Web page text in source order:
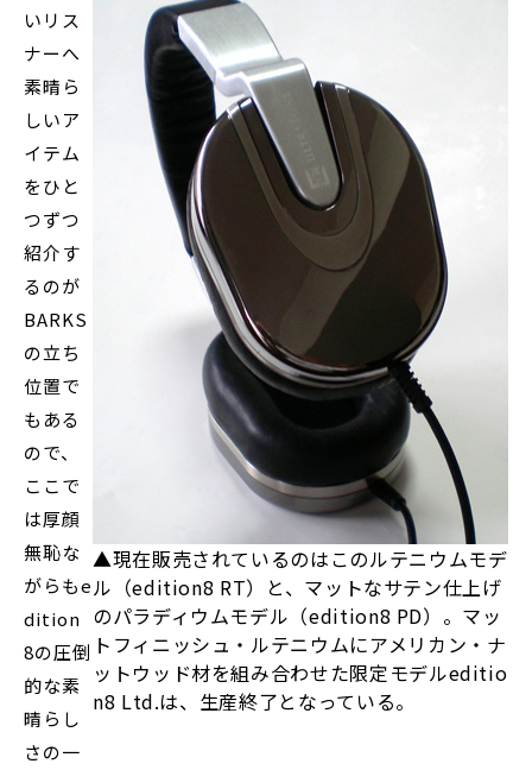
▲現在販売されているのはこのルテニウムモデ
ル（edition8 RT）と、マットなサテン仕上げ
のパラディウムモデル（edition8 PD）。マッ
トフィニッシュ・ルテニウムにアメリカン・ナ
ットウッド材を組み合わせた限定モデルeditio
n8 Ltd.は、生産終了となっている。
いリス
ナーへ
素晴ら
しいア
イテム
をひと
つずつ
紹介す
るのが
BARKS
の立ち
位置で
もある
ので、
ここで
は厚顔
無恥な
がらもe
dition
8の圧倒
的な素
晴らし
さの一